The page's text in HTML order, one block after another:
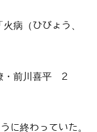
病（ひびょう、
・前川喜平 2
に終わっていた。